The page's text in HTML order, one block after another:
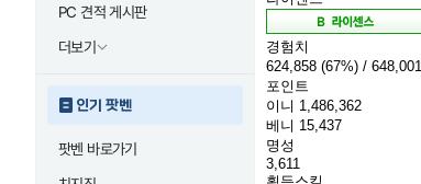
PC 견적 게시판
더보기
인기 팟벤
팟벤 바로가기
경험치
624,858 (67%) / 648,001
포인트
이니 1,486,362
베니 15,437
명성
3,611